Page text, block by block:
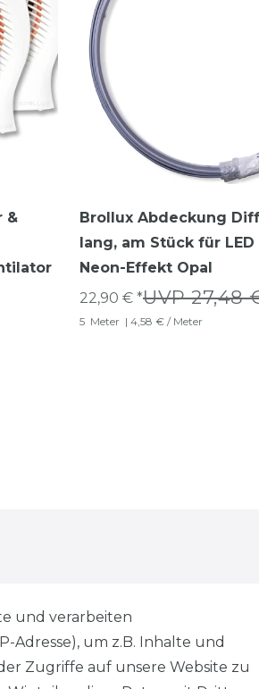
&
Brollux Abdeckung
lang, am Stück für
Neon-Effekt Opal
UVP 27,48
22,90 € *
5 Meter | 4,58 € / Meter
und verarbeiten
Adresse), um z.B. Inhalte und
Zugriffe auf unsere Website zu